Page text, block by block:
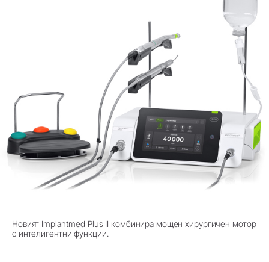
Новият Implantmed Plus II комбинира мощен хирургичен мотор
с интелигентни функции.